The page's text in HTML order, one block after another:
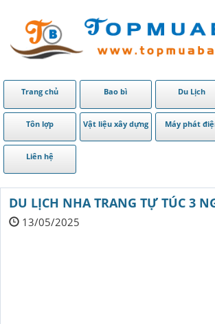
Trang chủ Bao bì Du Lịch
Tôn lợp Vật liệu xây dựng Máy phát
Liên hệ
DU LỊCH NHA TRANG TỰ TÚC 3
13/05/2025